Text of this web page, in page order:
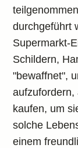
durchgeführt
Supermarkt-
Schildern,
"bewaffnet",
aufzufordern,
kaufen, um
solche
einem